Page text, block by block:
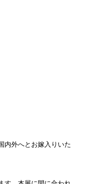
内外へとお嫁入りいた